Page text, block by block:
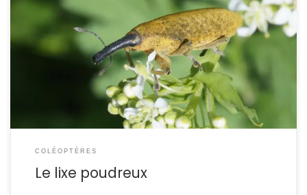
Les lixes font partie des plus gros charançons de notre faune. Le
lixe poudreux est présent dans toute la France, mais il est plus
fréquent dans le sud. Les cirses et les chardons ont sa
préférence. Lixus pulverulentus Scopoli,1763 (ex. Lixus algirus) Le
lixe pulverulent POSITION SYSTÉMATIQUE : Insecte, Coléoptère
Famille des Curculionidae, […]
COLÉOPTÈRES
Le lixe poudreux